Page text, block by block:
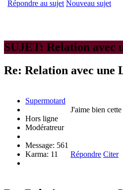
Répondre au sujet Nouveau sujet
SUJET: Relation avec
Re: Relation avec une
Supermotard
Hors ligne
Modératreur
Message: 561
Karma: 11
J'aime bien
Répondre Citer